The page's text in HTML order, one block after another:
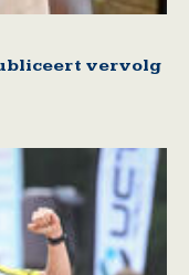
vervolg